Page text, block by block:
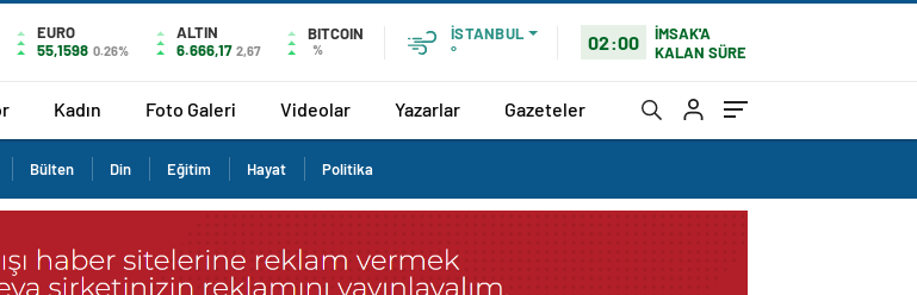
EURO
55,1598 0.26%
ALTIN
6.666,17 2,67
BITCOIN
%
İSTANBUL
°
02:00
İMSAK'A
KALAN SÜRE
Kadın Foto Galeri Videolar Yazarlar Gazeteler
Bülten Din Eğitim Hayat Politika